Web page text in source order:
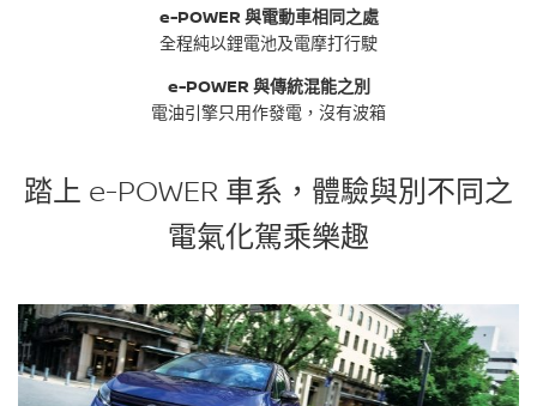
e-POWER 與電動車相同之處
全程純以鋰電池及電摩打行駛
e-POWER 與傳統混能之別
電油引擎只用作發電，沒有波箱
踏上 e-POWER 車系，體驗與別不同之
電氣化駕乘樂趣